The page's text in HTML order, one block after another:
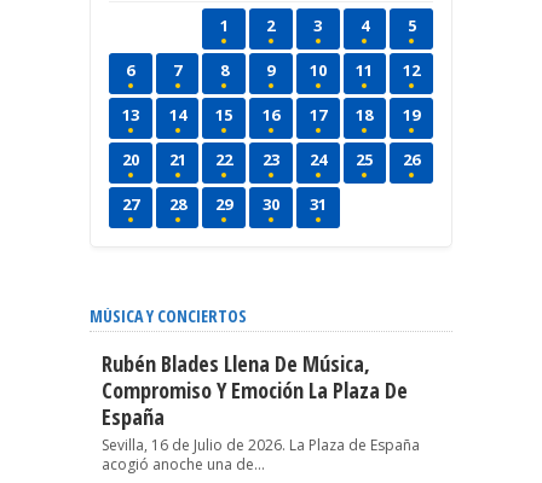
1 2 3 4 5
6 7 8 9 10 11 12
13 14 15 16 17 18 19
20 21 22 23 24 25 26
27 28 29 30 31
MÚSICA Y CONCIERTOS
Rubén Blades Llena De Música,
Compromiso Y Emoción La Plaza De
España
Sevilla, 16 de Julio de 2026. La Plaza de España
acogió anoche una de...